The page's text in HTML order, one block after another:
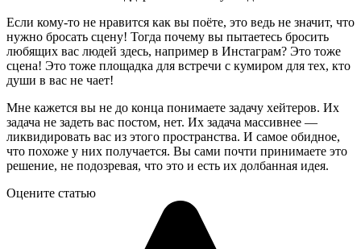
Если кому-то не нравится как вы поёте, это ведь не значит, что
нужно бросать сцену! Тогда почему вы пытаетесь бросить
любящих вас людей здесь, например в Инстаграм? Это тоже
сцена! Это тоже площадка для встречи с кумиром для тех, кто
души в вас не чает!
Мне кажется вы не до конца понимаете задачу хейтеров. Их
задача не задеть вас постом, нет. Их задача массивнее —
ликвидировать вас из этого пространства. И самое обидное,
что похоже у них получается. Вы сами почти принимаете это
решение, не подозревая, что это и есть их долбанная идея.
Оцените статью